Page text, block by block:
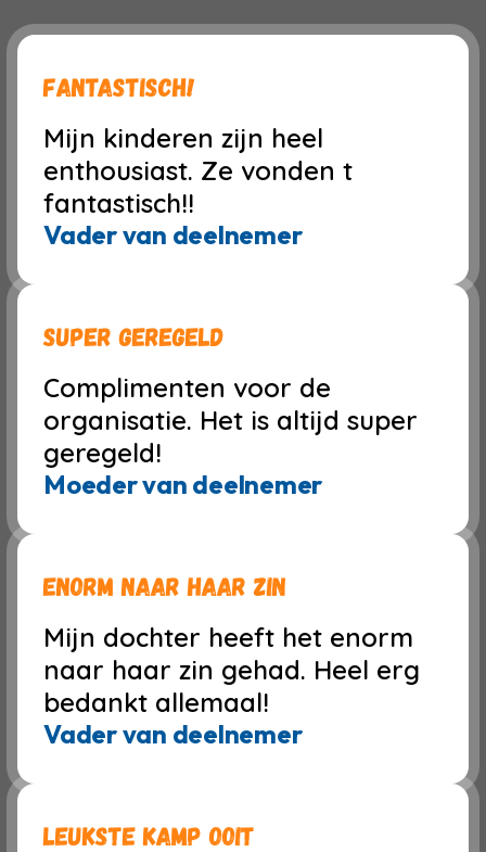
Fantastisch!
Mijn kinderen zijn heel
enthousiast. Ze vonden t
fantastisch!!
Vader van deelnemer
Super geregeld
Complimenten voor de
organisatie. Het is altijd super
geregeld!
Moeder van deelnemer
Enorm naar haar zin
Mijn dochter heeft het enorm
naar haar zin gehad. Heel erg
bedankt allemaal!
Vader van deelnemer
Leukste kamp ooit